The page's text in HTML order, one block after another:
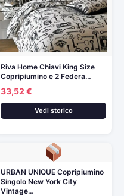
Riva Home Chiavi King Size
Copripiumino e 2 Federa…
33,52 €
Vedi storico
URBAN UNIQUE Copripiumino
Singolo New York City
Vintage…